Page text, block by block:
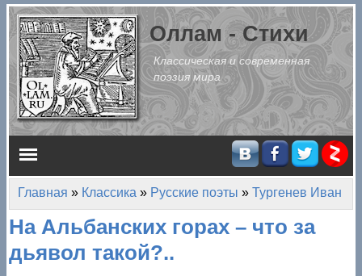
Перейти к основному содержанию
Оллам - Стихи
Классическая и современная
поэзия мира
Главное меню
Вы здесь
Главная » Классика » Русские поэты » Тургенев Иван
На Альбанских горах – что за
дьявол такой?..